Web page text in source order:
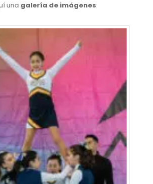
una galería de imágenes: